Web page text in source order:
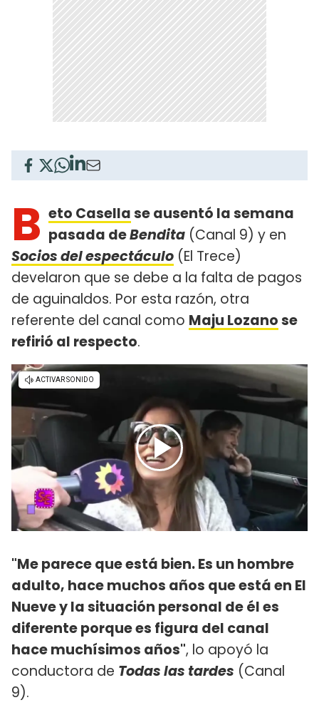
B eto Casellase ausentó la semana
pasada deBendita (Canal 9) y en
Socios del espectáculo (El Trece)
develaron que se debe a la falta de pagos
de aguinaldos. Por esta razón, otra
referente del canal como Maju Lozanose
refirió al respecto.
"Me parece que está bien. Es un hombre
adulto, hace muchos años que está en El
Nueve y la situación personal de él es
diferente porque es figura del canal
hace muchísimos años", lo apoyó la
conductora de Todas las tardes (Canal
9).